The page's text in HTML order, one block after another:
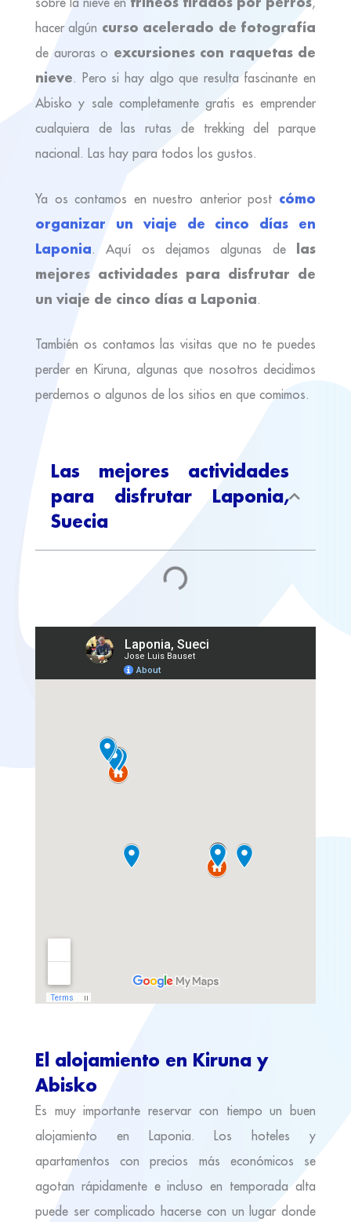
hacer algún curso acelerado de fotografía
de auroras o excursiones con raquetas de
nieve. Pero si hay algo que resulta fascinante en
Abisko y sale completamente gratis es emprender
cualquiera de las rutas de trekking del parque
nacional. Las hay para todos los gustos.
Ya os contamos en nuestro anterior post cómo
organizar un viaje de cinco días en
Laponia. Aquí os dejamos algunas delas
mejores actividades para disfrutar de
un viaje de cinco días a Laponia.
También os contamos las visitas que no te puedes
perder en Kiruna, algunas que nosotros decidimos
perdernos o algunos de los sitios en que comimos.
Las mejores actividades
para disfrutar Laponia,
Suecia
El alojamiento en Kiruna y
Abisko
Es muy importante reservar con tiempo un buen
alojamiento en Laponia. Los hoteles y
apartamentos con precios más económicos se
agotan rápidamente e incluso en temporada alta
puede ser complicado hacerse con un lugar donde